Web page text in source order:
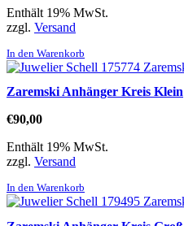
Enthält 19% MwSt.
zzgl. Versand
In den Warenkorb
Zaremski Anhänger Kreis Klein
€90,00
Enthält 19% MwSt.
zzgl. Versand
In den Warenkorb